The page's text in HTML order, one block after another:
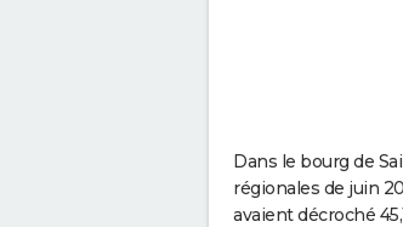
Dans le bourg de
régionales de juin
avaient décroché